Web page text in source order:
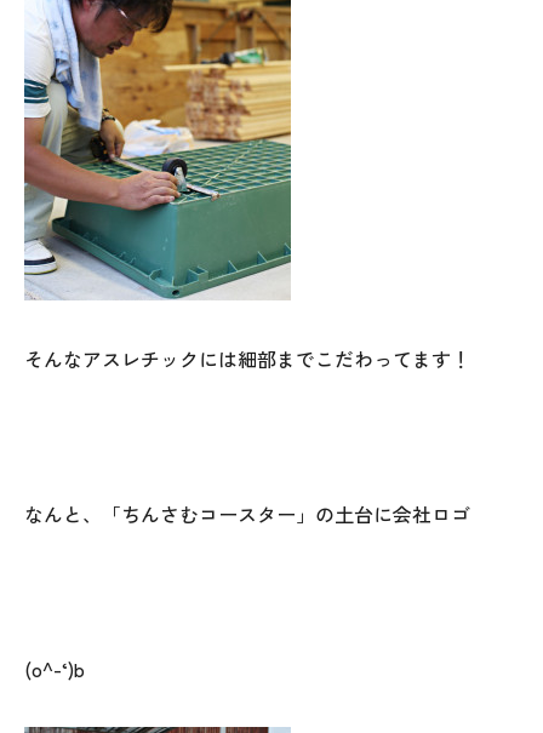
そんなアスレチックには細部までこだわってます！
なんと、「ちんさむコースター」の土台に会社ロゴ
(o^-‘)b